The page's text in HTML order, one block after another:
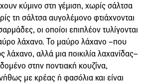
κύμινο στη γέμιση, χωρίς σάλτσα
τη σάλτσα αυγολέμονο φτιάχνονται
οι οποίοι επιπλέον τυλίγονται
λάχανο. Το μαύρο λάχανο –που
λάχανο, αλλά μια ποικιλία λαχανίδας–
στην ποντιακή κουζίνα,
με κρέας ή φασόλια και είναι